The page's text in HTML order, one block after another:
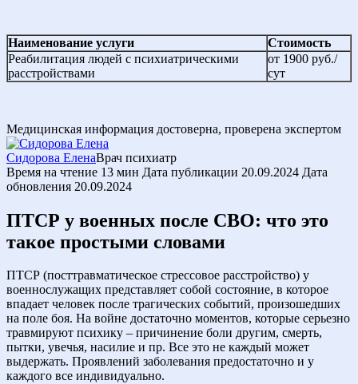
Наименование услуги
Стоимость
Реабилитация людей с психиатрическими
расстройствами
от 1900 руб./
сут
Медицинская информация достоверна, проверена экспертом
Сидорова ЕленаВрач психиатр
Время на чтение 13 мин Дата публикации 20.09.2024 Дата
обновления 20.09.2024
ПТСР у военных после СВО: что это
такое простыми словами
ПТСР (посттравматическое стрессовое расстройство) у
военнослужащих представляет собой состояние, в которое
впадает человек после трагических событий, произошедших
на поле боя. На войне достаточно моментов, которые серьезно
травмируют психику – причинение боли другим, смерть,
пытки, увечья, насилие и пр. Все это не каждый может
выдержать. Проявлений заболевания предостаточно и у
каждого все индивидуально.